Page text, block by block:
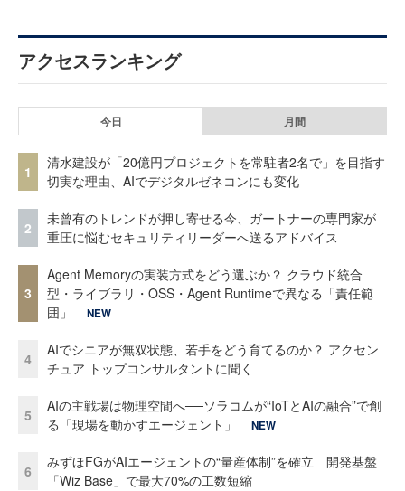
アクセスランキング
今日 月間
1
清水建設が「20億円プロジェクトを常駐者2名で」を目指す
切実な理由、AIでデジタルゼネコンにも変化
2
未曾有のトレンドが押し寄せる今、ガートナーの専門家が
重圧に悩むセキュリティリーダーへ送るアドバイス
3
Agent Memoryの実装方式をどう選ぶか？ クラウド統合
型・ライブラリ・OSS・Agent Runtimeで異なる「責任範
囲」
NEW
4
AIでシニアが無双状態、若手をどう育てるのか？ アクセン
チュア トップコンサルタントに聞く
5
AIの主戦場は物理空間へ──ソラコムが“IoTとAIの融合”で創
る「現場を動かすエージェント」
NEW
6
みずほFGがAIエージェントの“量産体制”を確立 開発基盤
「Wiz Base」で最大70%の工数短縮